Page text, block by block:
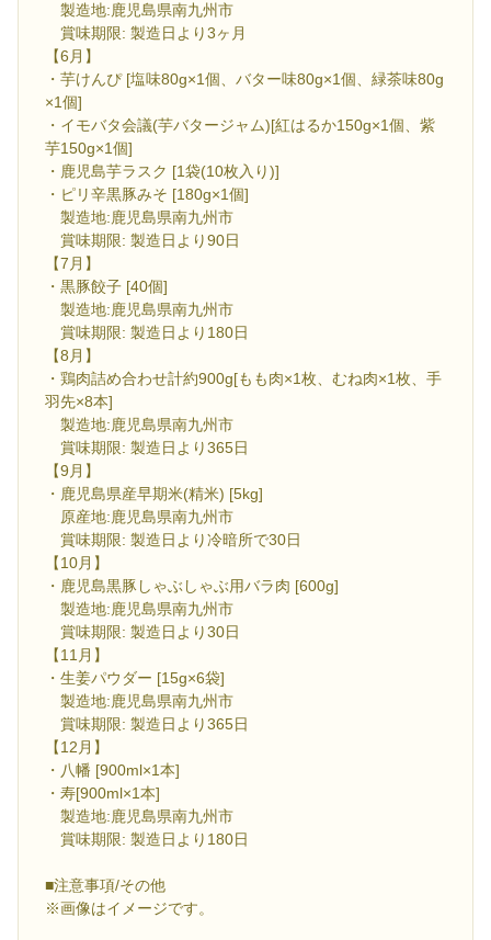
製造地:鹿児島県南九州市
賞味期限: 製造日より3ヶ月
【6月】
・芋けんぴ [塩味80g×1個、バター味80g×1個、緑茶味80g
×1個]
・イモバタ会議(芋バタージャム)[紅はるか150g×1個、紫
芋150g×1個]
・鹿児島芋ラスク [1袋(10枚入り)]
・ピリ辛黒豚みそ [180g×1個]
製造地:鹿児島県南九州市
賞味期限: 製造日より90日
【7月】
・黒豚餃子 [40個]
製造地:鹿児島県南九州市
賞味期限: 製造日より180日
【8月】
・鶏肉詰め合わせ計約900g[もも肉×1枚、むね肉×1枚、手
羽先×8本]
製造地:鹿児島県南九州市
賞味期限: 製造日より365日
【9月】
・鹿児島県産早期米(精米) [5kg]
原産地:鹿児島県南九州市
賞味期限: 製造日より冷暗所で30日
【10月】
・鹿児島黒豚しゃぶしゃぶ用バラ肉 [600g]
製造地:鹿児島県南九州市
賞味期限: 製造日より30日
【11月】
・生姜パウダー [15g×6袋]
製造地:鹿児島県南九州市
賞味期限: 製造日より365日
【12月】
・八幡 [900ml×1本]
・寿[900ml×1本]
製造地:鹿児島県南九州市
賞味期限: 製造日より180日
■注意事項/その他
※画像はイメージです。